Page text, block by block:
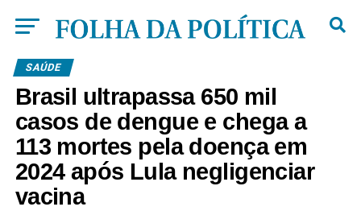
SAÚDE
Brasil ultrapassa 650 mil
casos de dengue e chega a
113 mortes pela doença em
2024 após Lula negligenciar
vacina